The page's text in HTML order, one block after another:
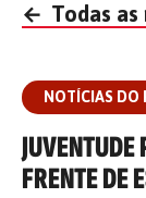
← Todas
NOTÍCIAS DO
FRENTE DE